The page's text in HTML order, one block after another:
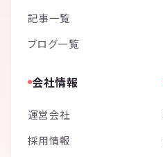
記事一覧
ブログ一覧
会社情報
運営会社
採用情報